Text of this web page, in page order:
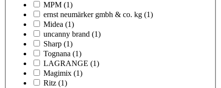
MPM (1)
ernst neumärker gmbh & co. kg (1)
Midea (1)
uncanny brand (1)
Sharp (1)
Tognana (1)
LAGRANGE (1)
Magimix (1)
Ritz (1)